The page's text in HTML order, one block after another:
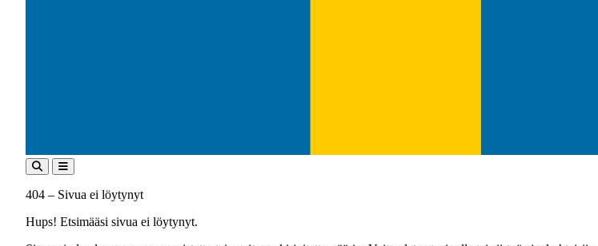
404 – Sivua ei löytynyt
Hups! Etsimääsi sivua ei löytynyt.